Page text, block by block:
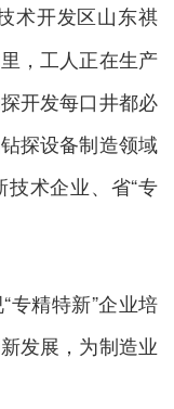
术开发区山东祺
，工人正在生产
开发每口井都必
探设备制造领域
术企业、省“专
专精特新”企业培
发展，为制造业